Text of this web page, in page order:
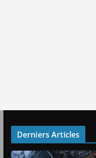
Derniers Articles